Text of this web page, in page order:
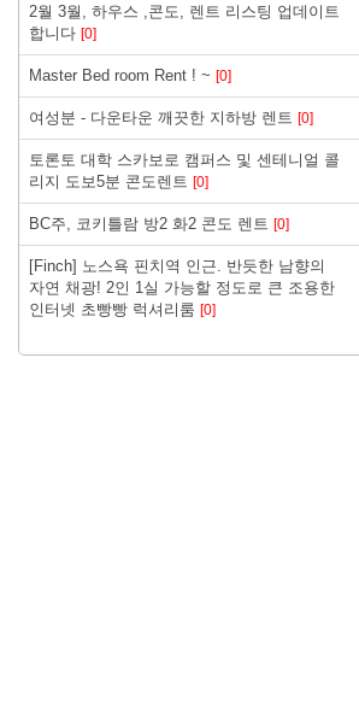
2월 3월, 하우스 ,콘도, 렌트 리스팅 업데이트
합니다 [0]
Master Bed room Rent ! ~ [0]
여성분 - 다운타운 깨끗한 지하방 렌트 [0]
토론토 대학 스카보로 캠퍼스 및 센테니얼 콜
리지 도보5분 콘도렌트 [0]
BC주, 코키틀람 방2 화2 콘도 렌트 [0]
[Finch] 노스욕 핀치역 인근. 반듯한 남향의
자연 채광! 2인 1실 가능할 정도로 큰 조용한
인터넷 초빵빵 럭셔리룸 [0]